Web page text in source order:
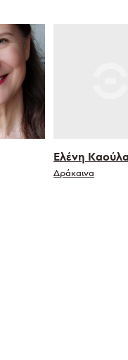
Ελένη
Δράκαινα